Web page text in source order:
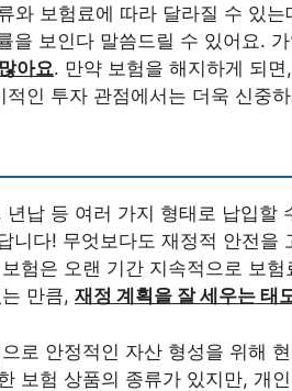
와 보험료에 따라 달라질 수 있
을 보인다 말씀드릴 수 있어요.
아요. 만약 보험을 해지하게 되면
인 투자 관점에서는 더욱 신중
납 등 여러 가지 형태로 납입할
니다! 무엇보다도 재정적 안전을
험은 오랜 기간 지속적으로 보
만큼, 재정 계획을 잘 세우는 태
로 안정적인 자산 형성을 위해
보험 상품의 종류가 있지만, 개